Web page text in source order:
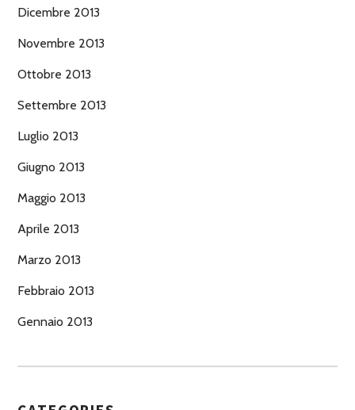
Dicembre 2013
Novembre 2013
Ottobre 2013
Settembre 2013
Luglio 2013
Giugno 2013
Maggio 2013
Aprile 2013
Marzo 2013
Febbraio 2013
Gennaio 2013